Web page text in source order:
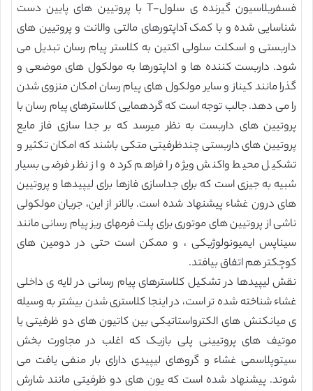
فسفریلاسیون گیرنده ی سلول-T با پروتیین های پایین دست
شناسایی شده و با کمک آداپتورهای مالتی والانت و پروتیین های
داربستی و اسکلت سلولی اکتین به کلاستر پیام رسان تبدیل می
شود. داربست کننده ها و اداپتورها به مولکول های موضعی و
گذرا مانند کیناز و سایر مولکول های پیام رسان امکان منزوی شدن
را می دهد. جالب توجه است که گردهمایی کلاسترهای پیام رسان با
پروتیین های داربست به نظر میرسد که بر جدا سازی فاز مایع
پروتیین های داربستی چندظرفیتی متکی باشند که امکان تکثیر و
تشکیل محیط واکنش ویژه را فراهم کرده و از نظر فرضی بسیار
شبیه به جیزی است که برای جداسازی فازها برای لیپیدها و پروتیین
های درون غشاء پیشنهاد شده است. بالانر از این، جریان مولکولی
ناشی از پروتیین های موتوری برای پلت فرمهای ریز پیام رسانی مانند
سیناپس ایمیونولوژیکی ، و ممکن است حتی در دومین های
کوچکتر هم اتفاق بیافتد.
نقش لیپیدها در تشکیل کلاسترهای پیام رسانی در لایه ی داخلی
غشاء شناخته شده تر است، در اینجا کلاستری شدن بیشتر به وسیله
ی میانکنش های الکترواستاتیکی بین کاتیون های دو ظرفیتی یا
موتیف های پروتیینی پلی بازیک که اغلب در مجاورت بخش
سیتوپلاسمی غشاء و گروهای لیپیدی دارای بار منفی یافت می
شوند. پیشنهاد شده است که یون های دو ظرفیتی مانند شارش